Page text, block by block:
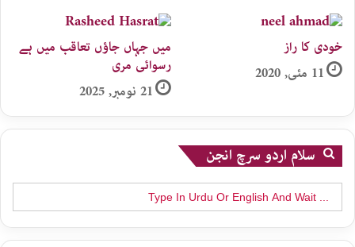
خودی کا راز
11 مئی, 2020
میں جہاں جاؤں تعاقب میں ہے
رسوائی مری
21 نومبر, 2025
سلام اردو سرچ انجن
Search
for: